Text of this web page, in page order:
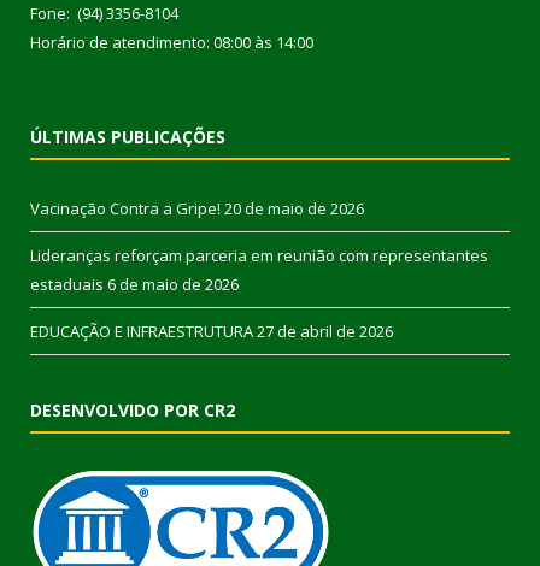
Fone: (94) 3356-8104
Horário de atendimento: 08:00 às 14:00
ÚLTIMAS PUBLICAÇÕES
Vacinação Contra a Gripe! 20 de maio de 2026
Lideranças reforçam parceria em reunião com representantes
estaduais 6 de maio de 2026
EDUCAÇÃO E INFRAESTRUTURA27 de abril de 2026
DESENVOLVIDO POR CR2